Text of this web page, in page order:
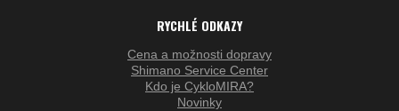
RYCHLÉ ODKAZY
Cena a možnosti dopravy
Shimano Service Center
Kdo je CykloMIRA?
Novinky